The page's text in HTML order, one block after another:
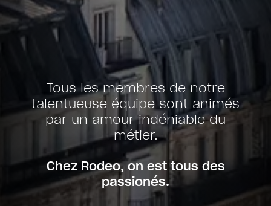
Tous les membres de notre
talentueuse équipe sont animés
par un amour indéniable du
métier.
Chez Rodeo, on est tous des
passionés.